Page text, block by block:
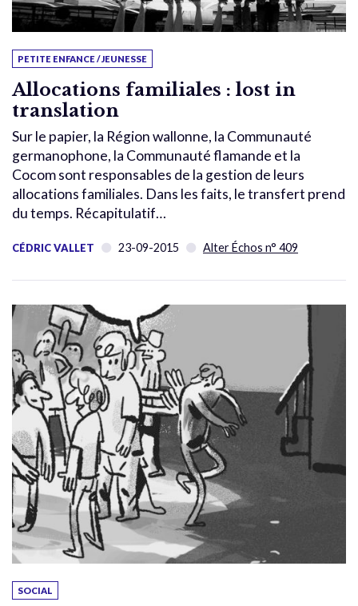
PETITE ENFANCE / JEUNESSE
Allocations familiales : lost in
translation
Sur le papier, la Région wallonne, la Communauté
germanophone, la Communauté flamande et la
Cocom sont responsables de la gestion de leurs
allocations familiales. Dans les faits, le transfert prend
du temps. Récapitulatif…
CÉDRIC VALLET 23-09-2015 Alter Échos n° 409
SOCIAL